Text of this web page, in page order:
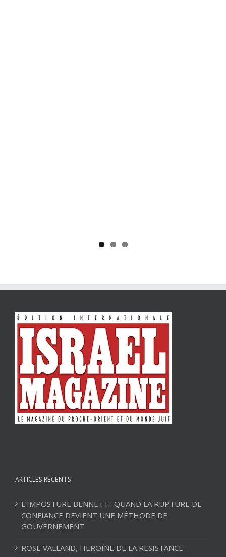
ARTICLES RÉCENTS
L’IMPOSTURE BENNETT : QUAND LA RUPTURE DE
CONFIANCE DEVIENT UNE MÉTHODE DE
GOUVERNEMENT
ROSE VALLAND, HEROÏNE DE LA RESISTANCE